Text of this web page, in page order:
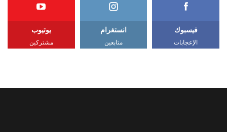
فيسبوك
الإعجابات
انستغرام
متابعين
يوتيوب
مشتركين